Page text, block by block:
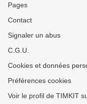
Pages
Contact
Signaler un abus
C.G.U.
Cookies et données
Préférences cookies
Voir le profil de TIMKIT